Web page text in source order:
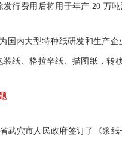
行费用后将用于年产 20 万
内大型特种纸研发和生产企
纸、格拉辛纸、描图纸，转
穴市人民政府签订了《浆纸